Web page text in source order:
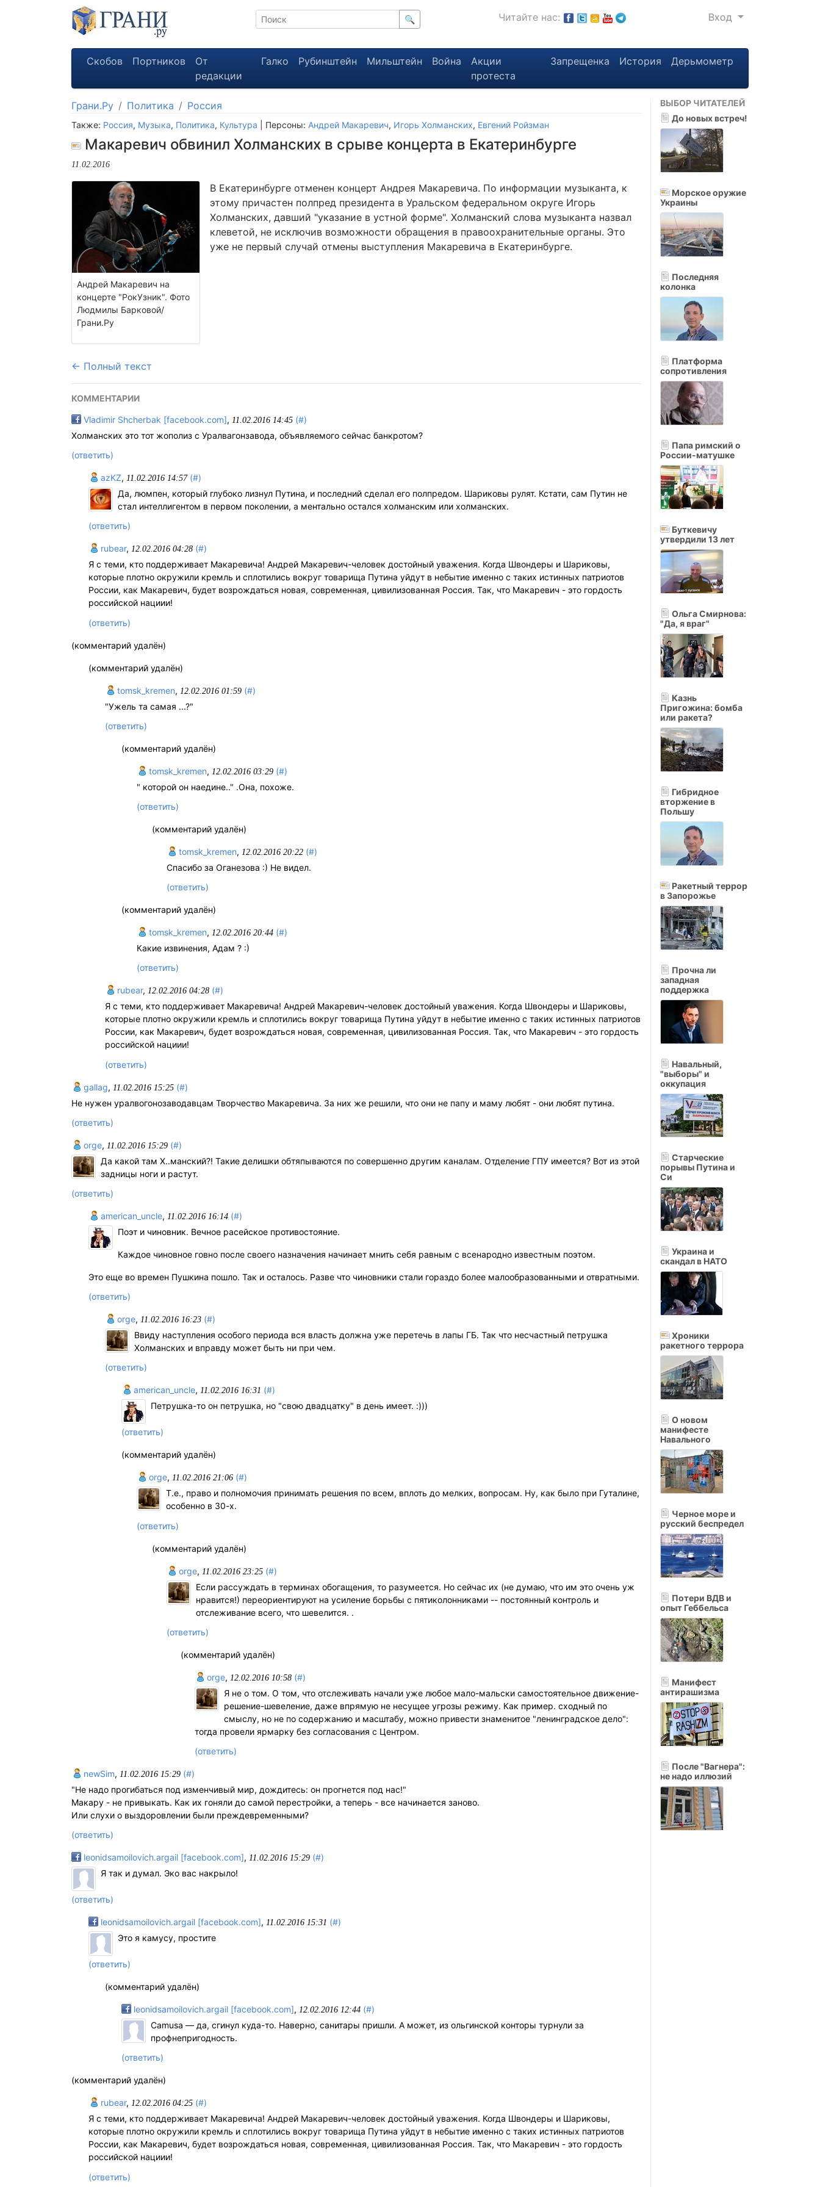
🔍 Читайте нас: Вход
Скобов Портников
От
редакции
Галко Рубинштейн Мильштейн Война
Акции
протеста
Запрещенка История Дерьмометр
Грани.Ру Политика Россия
Также: Россия, Музыка, Политика, Культура | Персоны: Андрей Макаревич, Игорь Холманских, Евгений Ройзман
Макаревич обвинил Холманских в срыве концерта в Екатеринбурге
11.02.2016
Андрей Макаревич на
концерте "РокУзник". Фото
Людмилы Барковой/
Грани.Ру
В Екатеринбурге отменен концерт Андрея Макаревича. По информации музыканта, к
этому причастен полпред президента в Уральском федеральном округе Игорь
Холманских, давший "указание в устной форме". Холманский слова музыканта назвал
клеветой, не исключив возможности обращения в правоохранительные органы. Это
уже не первый случай отмены выступления Макаревича в Екатеринбурге.
← Полный текст
КОММЕНТАРИИ
Vladimir Shcherbak [facebook.com], 11.02.2016 14:45 (#)
Холманских это тот жополиз с Уралвагонзавода, объявляемого сейчас банкротом?
(ответить)
azKZ, 11.02.2016 14:57 (#)
Да, люмпен, который глубоко лизнул Путина, и последний сделал его полпредом. Шариковы рулят. Кстати, сам Путин не
стал интеллигентом в первом поколении, а ментально остался холманским или холманских.
(ответить)
rubear,12.02.2016 04:28 (#)
Я с теми, кто поддерживает Макаревича! Андрей Макаревич-человек достойный уважения. Когда Швондеры и Шариковы,
которые плотно окружили кремль и сплотились вокруг товарища Путина уйдут в небытие именно с таких истинных патриотов
России, как Макаревич, будет возрождаться новая, современная, цивилизованная Россия. Так, что Макаревич - это гордость
российской нациии!
(ответить)
(комментарий удалён)
(комментарий удалён)
tomsk_kremen, 12.02.2016 01:59 (#)
"Ужель та самая ...?"
(ответить)
(комментарий удалён)
tomsk_kremen, 12.02.2016 03:29 (#)
" которой он наедине.." .Она, похоже.
(ответить)
(комментарий удалён)
tomsk_kremen, 12.02.2016 20:22 (#)
Спасибо за Оганезова :) Не видел.
(ответить)
(комментарий удалён)
tomsk_kremen, 12.02.2016 20:44 (#)
Какие извинения, Адам ? :)
(ответить)
rubear,12.02.2016 04:28 (#)
Я с теми, кто поддерживает Макаревича! Андрей Макаревич-человек достойный уважения. Когда Швондеры и Шариковы,
которые плотно окружили кремль и сплотились вокруг товарища Путина уйдут в небытие именно с таких истинных патриотов
России, как Макаревич, будет возрождаться новая, современная, цивилизованная Россия. Так, что Макаревич - это гордость
российской нациии!
(ответить)
gallag, 11.02.2016 15:25 (#)
Не нужен уралвогонозаводавцам Творчество Макаревича. За них же решили, что они не папу и маму любят - они любят путина.
(ответить)
orge, 11.02.2016 15:29 (#)
Да какой там Х..манский?! Такие делишки обтяпываются по совершенно другим каналам. Отделение ГПУ имеется? Вот из этой
задницы ноги и растут.
(ответить)
american_uncle, 11.02.2016 16:14 (#)
Поэт и чиновник. Вечное расейское противостояние.
Каждое чиновное говно после своего назначения начинает мнить себя равным с всенародно известным поэтом.
Это еще во времен Пушкина пошло. Так и осталось. Разве что чиновники стали гораздо более малообразованными и отвратными.
(ответить)
orge, 11.02.2016 16:23 (#)
Ввиду наступления особого периода вся власть должна уже перетечь в лапы ГБ. Так что несчастный петрушка
Холманских и вправду может быть ни при чем.
(ответить)
american_uncle, 11.02.2016 16:31 (#)
Петрушка-то он петрушка, но "свою двадцатку" в день имеет. :)))
(ответить)
(комментарий удалён)
orge,11.02.2016 21:06 (#)
Т.е., право и полномочия принимать решения по всем, вплоть до мелких, вопросам. Ну, как было при Гуталине,
особенно в 30-х.
(ответить)
(комментарий удалён)
orge, 11.02.2016 23:25 (#)
Если рассуждать в терминах обогащения, то разумеется. Но сейчас их (не думаю, что им это очень уж
нравится!) переориентируют на усиление борьбы с пятиколонниками -- постоянный контроль и
отслеживание всего, что шевелится. .
(ответить)
(комментарий удалён)
orge, 12.02.2016 10:58 (#)
Я не о том. О том, что отслеживать начали уже любое мало-мальски самостоятельное движение-
решение-шевеление, даже впрямую не несущее угрозы режиму. Как пример. сходный по
смыслу, но не по содержанию и масштабу, можно привести знаменитое "ленинградское дело":
тогда провели ярмарку без согласования с Центром.
(ответить)
newSim, 11.02.2016 15:29 (#)
"Не надо прогибаться под изменчивый мир, дождитесь: он прогнется под нас!"
Макару - не привыкать. Как их гоняли до самой перестройки, а теперь - все начинается заново.
Или слухи о выздоровлении были преждевременными?
(ответить)
leonidsamoilovich.argail [facebook.com], 11.02.2016 15:29 (#)
Я так и думал. Эко вас накрыло!
(ответить)
leonidsamoilovich.argail [facebook.com], 11.02.2016 15:31 (#)
Это я камусу, простите
(ответить)
(комментарий удалён)
leonidsamoilovich.argail [facebook.com], 12.02.2016 12:44 (#)
Camusa — да, сгинул куда-то. Наверно, санитары пришли. А может, из ольгинской конторы турнули за
профнепригодность.
(ответить)
(комментарий удалён)
rubear,12.02.2016 04:25 (#)
Я с теми, кто поддерживает Макаревича! Андрей Макаревич-человек достойный уважения. Когда Швондеры и Шариковы,
которые плотно окружили кремль и сплотились вокруг товарища Путина уйдут в небытие именно с таких истинных патриотов
России, как Макаревич, будет возрождаться новая, современная, цивилизованная Россия. Так, что Макаревич - это гордость
российской нациии!
(ответить)
ВЫБОР ЧИТАТЕЛЕЙ
До новых встреч!
Морское оружие
Украины
Последняя
колонка
Платформа
сопротивления
Папа римский о
России-матушке
Буткевичу
утвердили 13 лет
Ольга Смирнова:
"Да, я враг"
Казнь
Пригожина: бомба
или ракета?
Гибридное
вторжение в
Польшу
Ракетный террор
в Запорожье
Прочна ли
западная
поддержка
Навальный,
"выборы" и
оккупация
Старческие
порывы Путина и
Си
Украина и
скандал в НАТО
Хроники
ракетного террора
О новом
манифесте
Навального
Черное море и
русский беспредел
Потери ВДВ и
опыт Геббельса
Манифест
антирашизма
После "Вагнера":
не надо иллюзий